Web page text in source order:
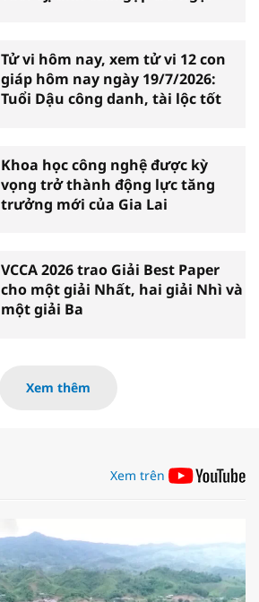
Tử vi hôm nay, xem tử vi 12 con
giáp hôm nay ngày 19/7/2026:
Tuổi Dậu công danh, tài lộc tốt
Khoa học công nghệ được kỳ
vọng trở thành động lực tăng
trưởng mới của Gia Lai
VCCA 2026 trao Giải Best Paper
cho một giải Nhất, hai giải Nhì và
một giải Ba
Xem thêm
Xem trên